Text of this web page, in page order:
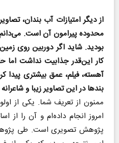
از دیگر امتیازات آب بندان،
محدوده پیرامون آن است. می‌دانم
بودید. شاید اگر دوربین روی
کار این‌قدر جذابیت نداشت اما
آهسته، فیلم، عمق بیشتری پیدا
بندها در این تصاویر زیبا و
ممنون از تعریف شما. یکی از
امروز انجام داده‌ام و آن را از
پژوهش تصویری است. طی